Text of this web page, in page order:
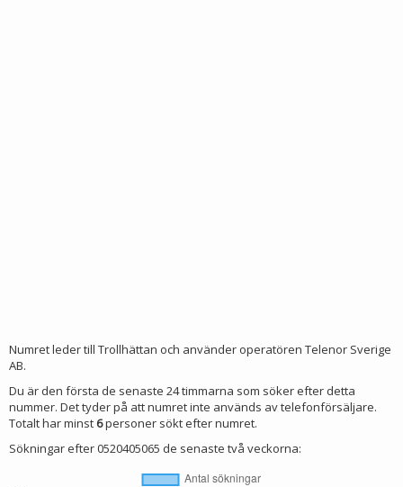
Numret leder till Trollhättan och använder operatören Telenor Sverige
AB.
Du är den första de senaste 24 timmarna som söker efter detta
nummer. Det tyder på att numret inte används av telefonförsäljare.
Totalt har minst 6personer sökt efter numret.
Sökningar efter 0520405065 de senaste två veckorna: